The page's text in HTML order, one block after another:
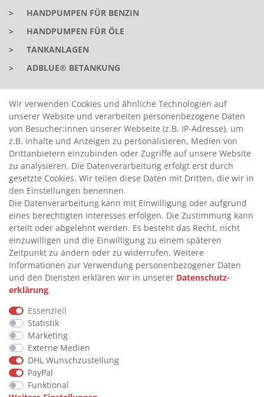
>
HANDPUMPEN FÜR BENZIN
>
HANDPUMPEN FÜR ÖLE
>
TANKANLAGEN
>
ADBLUE® BETANKUNG
INFORMATIONEN
>
FAQ
>
VERTRAG WIDERRUFEN
>
WIDERRUFSRECHT
>
WIDERRUFSFORMULAR
>
IMPRESSUM
>
DATENSCHUTZERKLÄRUNG
>
AGB
>
KONTAKT
© Copyright 2026 by STU Tanktechnik
Alle Rechte vorbehalten.
Zahlungsarten
Wir verwenden Cookies und ähnliche Technologien auf
unserer Website und verarbeiten personenbezogene Daten
von Besucher:innen unserer Webseite (z.B. IP-Adresse), um
z.B. Inhalte und Anzeigen zu personalisieren, Medien von
Drittanbietern einzubinden oder Zugriffe auf unsere Website
zu analysieren. Die Datenverarbeitung erfolgt erst durch
gesetzte Cookies. Wir teilen diese Daten mit Dritten, die wir in
den Einstellungen benennen.
Die Datenverarbeitung kann mit Einwilligung oder aufgrund
eines berechtigten Interesses erfolgen. Die Zustimmung kann
erteilt oder abgelehnt werden. Es besteht das Recht, nicht
einzuwilligen und die Einwilligung zu einem späteren
Zeitpunkt zu ändern oder zu widerrufen. Weitere
Informationen zur Verwendung personenbezogener Daten
und den Diensten erklären wir in unserer Daten­schutz­
erklärung.
Essenziell
Statistik
Marketing
Externe Medien
DHL Wunschzustellung
PayPal
Funktional